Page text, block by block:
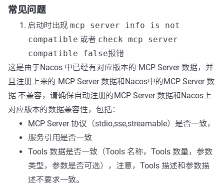
常见问题
启动时出现 mcp server info is not
compatible 或者 check mcp server
compatible false报错
这是由于Nacos 中已经有对应版本的 MCP Server 数据，并
且注册上来的 MCP Server 数据和Nacos中的MCP Server 数
据 不兼容，请确保自动注册的MCP Server 数据和Nacos上
对应版本的数据兼容性，包括：
MCP Server 协议（stdio,sse,streamable）是否一致，
服务引用是否一致
Tools 数据是否一致（Tools 名称，Tools 数量，参数
类型，参数是否可选），注意，Tools 描述和参数描
述不要求一致。